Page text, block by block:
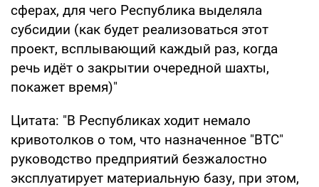
сферах, для чего Республика выделяла
субсидии (как будет реализоваться этот
проект, всплывающий каждый раз, когда
речь идёт о закрытии очередной шахты,
покажет время)"
Цитата: "В Республиках ходит немало
кривотолков о том, что назначенное "ВТС"
руководство предприятий безжалостно
эксплуатирует материальную базу, при этом,